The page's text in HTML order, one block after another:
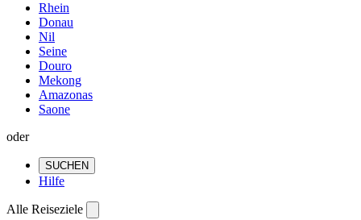
Rhein
Donau
Nil
Seine
Douro
Mekong
Amazonas
Saone
oder
SUCHEN
Hilfe
Alle Reiseziele